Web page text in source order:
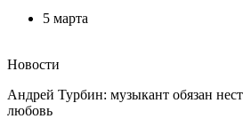
5 марта
Новости
Андрей Турбин: музыкант обязан
любовь